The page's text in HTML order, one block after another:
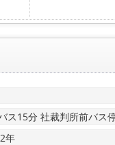
ス15分 社裁判所前バス
年